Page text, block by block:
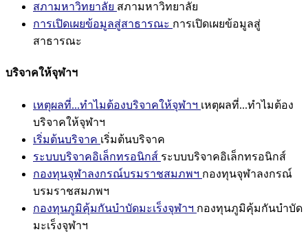
สภามหาวิทยาลัย สภามหาวิทยาลัย
การเปิดเผยข้อมูลสู่สาธารณะ การเปิดเผยข้อมูลสู่
สาธารณะ
บริจาคให้จุฬาฯ
เหตุผลที่...ทำไมต้องบริจาคให้จุฬาฯ เหตุผลที่...ทำไมต้อง
บริจาคให้จุฬาฯ
เริ่มต้นบริจาค เริ่มต้นบริจาค
ระบบบริจาคอิเล็กทรอนิกส์ ระบบบริจาคอิเล็กทรอนิกส์
กองทุนจุฬาลงกรณ์บรมราชสมภพฯ กองทุนจุฬาลงกรณ์
บรมราชสมภพฯ
กองทุนภูมิคุ้มกันบำบัดมะเร็งจุฬาฯ กองทุนภูมิคุ้มกันบำบัด
มะเร็งจุฬาฯ